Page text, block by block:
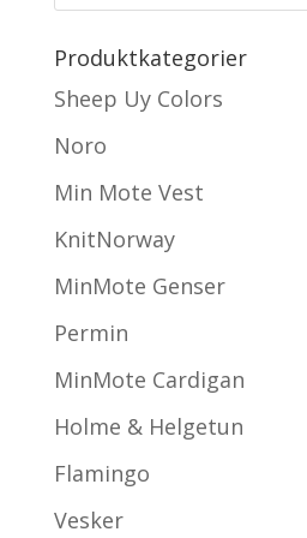
Produktkategorier
Sheep Uy Colors
Noro
Min Mote Vest
KnitNorway
MinMote Genser
Permin
MinMote Cardigan
Holme & Helgetun
Flamingo
Vesker